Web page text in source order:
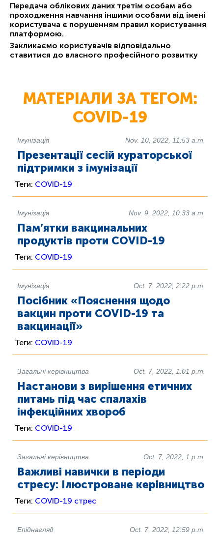
Передача облікових даних третім особам або
проходження навчання іншими особами від імені
користувача є порушенням правил користування
платформою.
Закликаємо користувачів відповідально
ставитися до власного професійного розвитку
МАТЕРІАЛИ ЗА ТЕГОМ:
COVID-19
Імунізація Nov. 10, 2022, 11:53 a.m.
Презентації сесій кураторської
підтримки з імунізації
Теги: COVID-19
Імунізація Nov. 9, 2022, 10:33 a.m.
Пам’ятки вакцинальних
продуктів проти COVID-19
Теги: COVID-19
Імунізація Oct. 7, 2022, 2:22 p.m.
Посібник «Пояснення щодо
вакцин проти COVID-19 та
вакцинації»
Теги: COVID-19
Загальні керівництва Oct. 7, 2022, 1:01 p.m.
Настанови з вирішення етичних
питань під час спалахів
інфекційних хвороб
Теги: COVID-19
Загальні керівництва Oct. 7, 2022, 1 p.m.
Важливі навички в періоди
стресу: Ілюстроване керівництво
Теги: COVID-19 стрес
Епіднагляд Oct. 7, 2022, 12:59 p.m.